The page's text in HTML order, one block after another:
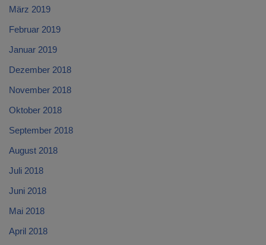
März 2019
Februar 2019
Januar 2019
Dezember 2018
November 2018
Oktober 2018
September 2018
August 2018
Juli 2018
Juni 2018
Mai 2018
April 2018